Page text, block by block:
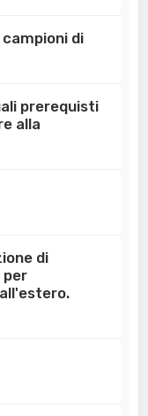
di
prerequisti
alla
di
per